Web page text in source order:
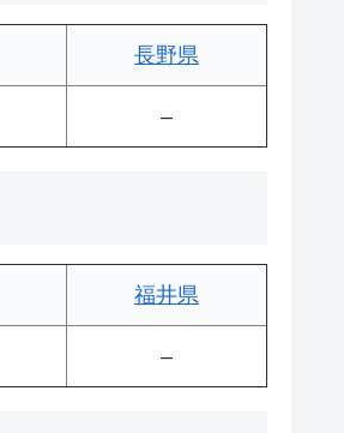
長野県
–
福井県
–